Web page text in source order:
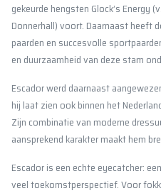
gekeurde hengsten Glock’s Energy
Donnerhall) voort. Daarnaast heeft
paarden en succesvolle
en duurzaamheid van deze stam
Escador werd daarnaast
hij laat zien ook binnen het
Zijn combinatie van moderne
aansprekend karakter maakt hem
Escador is een echte eyecatcher:
veel toekomstperspectief. Voor